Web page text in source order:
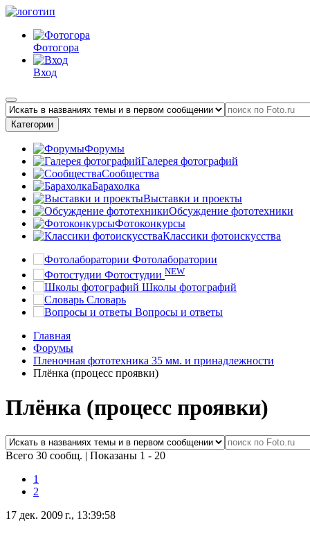
Фотогора
Вход
Категории
Форумы
Галерея фотографий
Сообщества
Барахолка
Выставки и проекты
Обсуждение фототехники
Фотоконкурсы
Классики фотоискусства
Фотолаборатории
Фотостудии NEW
Школы фотографий
Словарь
Вопросы и ответы
Главная
Форумы
Пленочная фототехника 35 мм. и принадлежности
Плёнка (процесс проявки)
Плёнка (процесс проявки)
Всего 30 сообщ. | Показаны 1 - 20
1
2
17 дек. 2009 г., 13:39:58